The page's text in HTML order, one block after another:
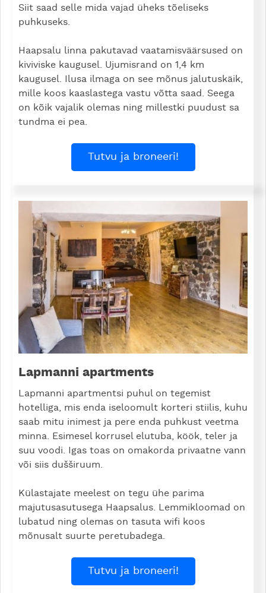
Siit saad selle mida vajad üheks tõeliseks
puhkuseks.
Haapsalu linna pakutavad vaatamisväärsused on
kiviviske kaugusel. Ujumisrand on 1,4 km
kaugusel. Ilusa ilmaga on see mõnus jalutuskäik,
mille koos kaaslastega vastu võtta saad. Seega
on kõik vajalik olemas ning millestki puudust sa
tundma ei pea.
Tutvu ja broneeri!
Lapmanni apartments
Lapmanni apartmentsi puhul on tegemist
hotelliga, mis enda iseloomult korteri stiilis, kuhu
saab mitu inimest ja pere enda puhkust veetma
minna. Esimesel korrusel elutuba, köök, teler ja
suu voodi. Igas toas on omakorda privaatne vann
või siis dušširuum.
Külastajate meelest on tegu ühe parima
majutusasutusega Haapsalus. Lemmikloomad on
lubatud ning olemas on tasuta wifi koos
mõnusalt suurte peretubadega.
Tutvu ja broneeri!